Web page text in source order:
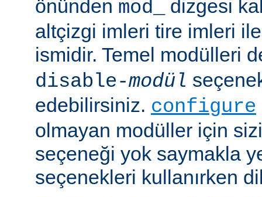
önünden mod_
dizgesi
altçizgi imleri tire imleri
ismidir. Temel modülleri
disable-modül
edebilirsiniz. configure
olmayan modüller için
seçeneği yok saymakla
seçenekleri kullanırken